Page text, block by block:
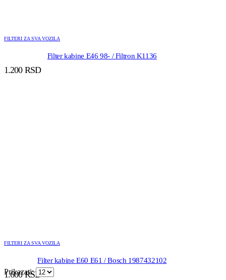
FILTERI ZA SVA VOZILA
Filter kabine E46 98- / Filtron K1136
1.200 RSD
FILTERI ZA SVA VOZILA
Filter kabine E60 E61 / Bosch 1987432102
1.600RSD
Prikazati: